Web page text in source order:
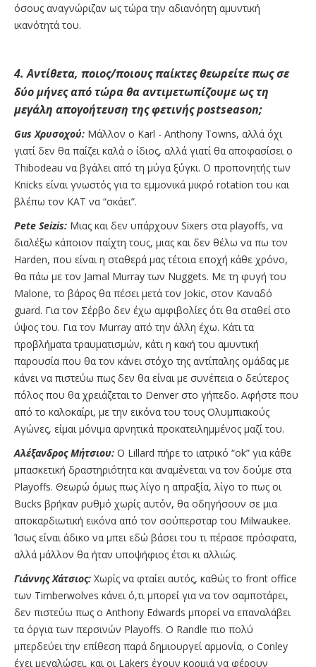
όσους αναγνώριζαν ως τώρα την αδιανόητη αμυντική
ικανότητά του.
4. Αντίθετα, ποιος/ποιους παίκτες θεωρείτε πως σε
δύο μήνες από τώρα θα αντιμετωπίζουμε ως τη
μεγάλη απογοήτευση της φετινής postseason;
Gus Χρυσοχού: Μάλλον ο Karl - Anthony Towns, αλλά όχι
γιατί δεν θα παίζει καλά ο ίδιος, αλλά γιατί θα αποφασίσει ο
Thibodeau να βγάλει από τη μύγα ξύγκι. Ο προπονητής των
Knicks είναι γνωστός για το εμμονικά μικρό rotation του και
βλέπω τον KAT να “σκάει”.
Pete Seizis: Μιας και δεν υπάρχουν Sixers στα playoffs, να
διαλέξω κάποιον παίχτη τους, μιας και δεν θέλω να πω τον
Harden, που είναι η σταθερά μας τέτοια εποχή κάθε χρόνο,
θα πάω με τον Jamal Murray των Nuggets. Με τη φυγή του
Malone, το βάρος θα πέσει μετά τον Jokic, στον Καναδό
guard. Για τον Σέρβο δεν έχω αμφιβολίες ότι θα σταθεί στο
ύψος του. Για τον Murray από την άλλη έχω. Κάτι τα
προβλήματα τραυματισμών, κάτι η κακή του αμυντική
παρουσία που θα τον κάνει στόχο της αντίπαλης ομάδας με
κάνει να πιστεύω πως δεν θα είναι με συνέπεια ο δεύτερος
πόλος που θα χρειάζεται το Denver στο γήπεδο. Αφήστε που
από το καλοκαίρι, με την εικόνα του τους Ολυμπιακούς
Αγώνες, είμαι μόνιμα αρνητικά προκατειλημμένος μαζί του.
Αλέξανδρος Μήτσιου: Ο Lillard πήρε το ιατρικό “οk” για κάθε
μπασκετική δραστηριότητα και αναμένεται να τον δούμε στα
Playoffs. Θεωρώ όμως πως λίγο η απραξία, λίγο το πως οι
Bucks βρήκαν ρυθμό χωρίς αυτόν, θα οδηγήσουν σε μια
αποκαρδιωτική εικόνα από τον σούπερσταρ του Milwaukee.
Ίσως είναι άδικο να μπει εδώ βάσει του τι πέρασε πρόσφατα,
αλλά μάλλον θα ήταν υποψήφιος έτσι κι αλλιώς.
Γιάννης Χάτσιος: Χωρίς να φταίει αυτός, καθώς το front office
των Timberwolves κάνει ό,τι μπορεί για να τον σαμποτάρει,
δεν πιστεύω πως ο Anthony Edwards μπορεί να επαναλάβει
τα όργια των περσινών Playoffs. O Randle πιο πολύ
μπερδεύει την επίθεση παρά δημιουργεί αρμονία, ο Conley
έχει μεγαλώσει, και οι Lakers έχουν κορμιά να φέρουν